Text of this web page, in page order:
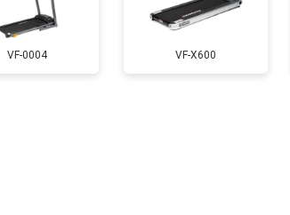
40 мин от 900 ₽
VF-0004 VF-X600